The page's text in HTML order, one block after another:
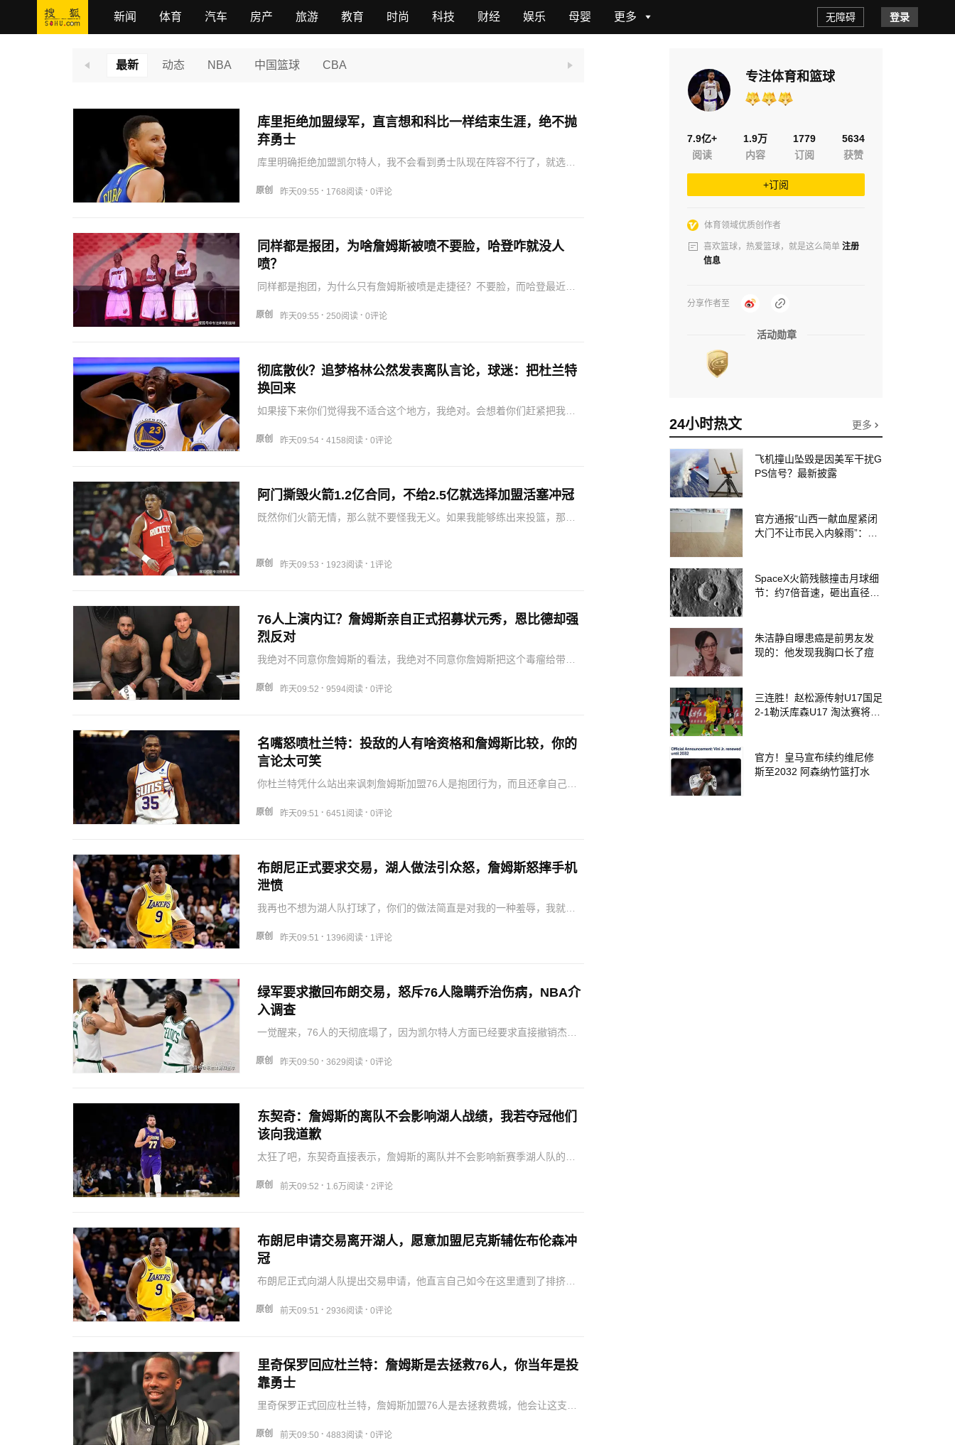
新闻 体育 汽车 房产 旅游 教育 时尚 科技 财经 娱乐 母婴 更多 登录
无障碍
最新 动态 NBA 中国篮球 CBA
库里拒绝加盟绿军，直言想和科比一样结束生涯，绝不抛
弃勇士
库里明确拒绝加盟凯尔特人，我不会看到勇士队现在阵容不行了，就选择
能的事情。我希望能够像科比那样由始而终地结束自己的职业生涯，当球
原创 昨天09:55 · 1768阅读 · 0评论
同样都是报团，为啥詹姆斯被喷不要脸，哈登咋就没人
喷？
同样都是抱团，为什么只有詹姆斯被喷是走捷径？不要脸，而哈登最近几
盟76人之后，现在很多人都在网络上指责都40多岁了，还在恬不知耻不要
原创 昨天09:55 · 250阅读 · 0评论
彻底散伙？追梦格林公然发表离队言论，球迷：把杜兰特
换回来
如果接下来你们觉得我不适合这个地方，我绝对。会想着你们赶紧把我给
这也是马上引起了轩然大波，很多人表示，追梦格林可能是想离开勇士队
原创 昨天09:54 · 4158阅读 · 0评论
阿门撕毁火箭1.2亿合同，不给2.5亿就选择加盟活塞冲冠
既然你们火箭无情，那么就不要怪我无义。如果我能够练出来投篮，那么
辱。近日，阿门汤普…
原创 昨天09:53 · 1923阅读 · 1评论
76人上演内讧？詹姆斯亲自正式招募状元秀，恩比德却强
烈反对
我绝对不同意你詹姆斯的看法，我绝对不同意你詹姆斯把这个毒瘤给带到
反对了詹姆斯的意见，因为自从詹姆斯加盟76人之后，他在促使曾经的状
原创 昨天09:52 · 9594阅读 · 0评论
名嘴怒喷杜兰特：投敌的人有啥资格和詹姆斯比较，你的
言论太可笑
你杜兰特凭什么站出来讽刺詹姆斯加盟76人是抱团行为，而且还拿自己加
斯站出来驳斥了杜兰特最近发表的一番言论。因为在接受采访谈到詹姆斯
原创 昨天09:51 · 6451阅读 · 0评论
布朗尼正式要求交易，湖人做法引众怒，詹姆斯怒摔手机
泄愤
我再也不想为湖人队打球了，你们的做法简直是对我的一种羞辱，我就算
向湖人队提出了交易申请，因为球队现在基本上已经告诉他，新赛季开始
原创 昨天09:51 · 1396阅读 · 1评论
绿军要求撤回布朗交易，怒斥76人隐瞒乔治伤病，NBA介
入调查
一觉醒来，76人的天彻底塌了，因为凯尔特人方面已经要求直接撤销杰伦
的膝盖伤势依然没有痊愈，所以他们认为是遭到了76人方面的欺骗，他们
原创 昨天09:50 · 3629阅读 · 0评论
东契奇：詹姆斯的离队不会影响湖人战绩，我若夺冠他们
该向我道歉
太狂了吧，东契奇直接表示，詹姆斯的离队并不会影响新赛季湖人队的战
确实会追球队锋线实力有所影响和下降，他认为这也会让球队的冲击能力
原创 前天09:52 · 1.6万阅读 · 2评论
布朗尼申请交易离开湖人，愿意加盟尼克斯辅佐布伦森冲
冠
布朗尼正式向湖人队提出交易申请，他直言自己如今在这里遭到了排挤和
把自己交易到别的队伍，比如纽约尼克斯就是一个不错的地方，他去了纽
原创 前天09:51 · 2936阅读 · 0评论
里奇保罗回应杜兰特：詹姆斯是去拯救76人，你当年是投
靠勇士
里奇保罗正式回应杜兰特，詹姆斯加盟76人是去拯救费城，他会让这支几
军级别的勇士队里，这件事情本质上就有着巨大的差别。在近日，杜兰特
原创 前天09:50 · 4883阅读 · 0评论
专注体育和篮球
7.9亿+
阅读
1.9万
内容
1779
订阅
5634
获赞
+订阅
体育领域优质创作者
喜欢篮球，热爱篮球，就是这么简单 注册
信息
分享作者至
活动勋章
24小时热文 更多
飞机撞山坠毁是因美军干扰G
PS信号？最新披露
官方通报“山西一献血屋紧闭
大门不让市民入内躲雨”：工
雨的情况，已批评教育
SpaceX火箭残骸撞击月球细
节：约7倍音速，砸出直径约
朱洁静自曝患癌是前男友发
现的：他发现我胸口长了痘
三连胜！赵松源传射U17国足
2-1勒沃库森U17 淘汰赛将战
官方！皇马宣布续约维尼修
斯至2032 阿森纳竹篮打水